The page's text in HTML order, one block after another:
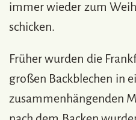
immer wieder zum
schicken.
Früher wurden die
großen Backblechen in
zusammenhängenden